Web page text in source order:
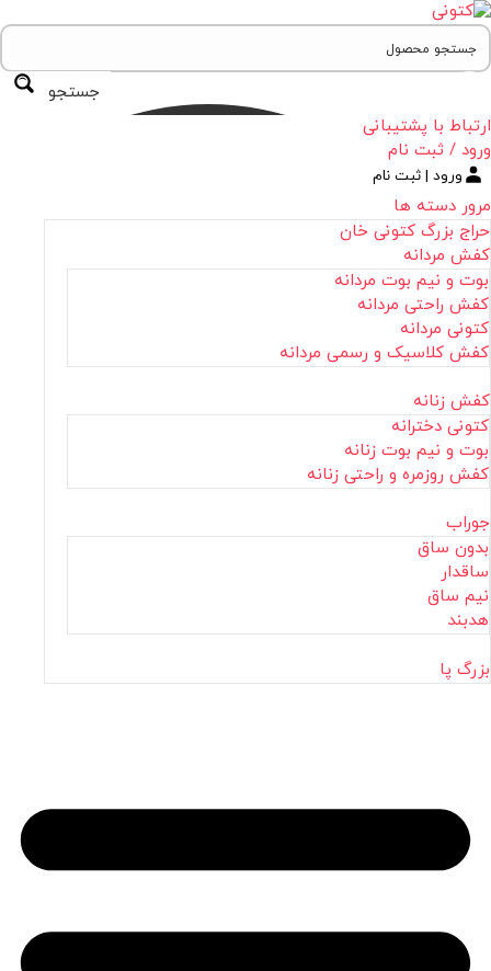
جستجو
ارتباط با پشتیبانی
ورود / ثبت نام
ورود | ثبت نام
مرور دسته ها
حراج بزرگ کتونی خان
کفش مردانه
بوت و نیم بوت مردانه
کفش راحتی مردانه
کتونی مردانه
کفش کلاسیک و رسمی مردانه
کفش زنانه
کتونی دخترانه
بوت و نیم بوت زنانه
کفش روزمره و راحتی زنانه
جوراب
بدون ساق
ساقدار
نیم ساق
هدبند
بزرگ پا